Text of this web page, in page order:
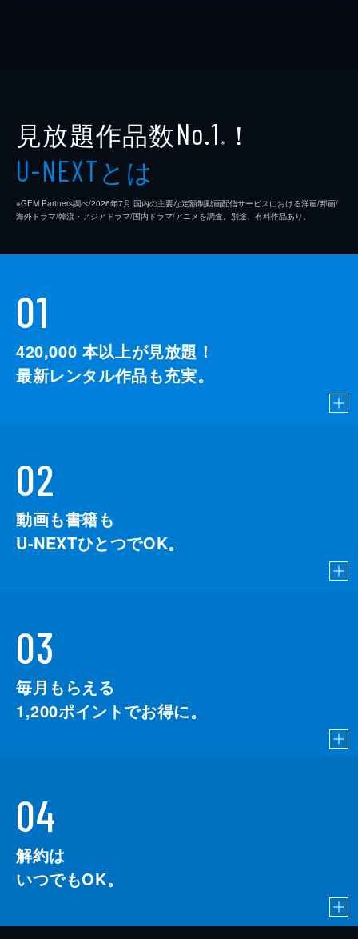
見放題作品数No.1 ※ ！
U-NEXTとは
※GEM Partners調べ/2026年7⽉ 国内の主要な定額制動画配信サービスにおける洋画/邦画/
海外ドラマ/韓流・アジアドラマ/国内ドラマ/アニメを調査。別途、有料作品あり。
01
420,000 本以上が見放題！
最新レンタル作品も充実。
02
動画も書籍も
U-NEXTひとつでOK。
03
毎月もらえる
1,200ポイントでお得に。
04
解約は
いつでもOK。